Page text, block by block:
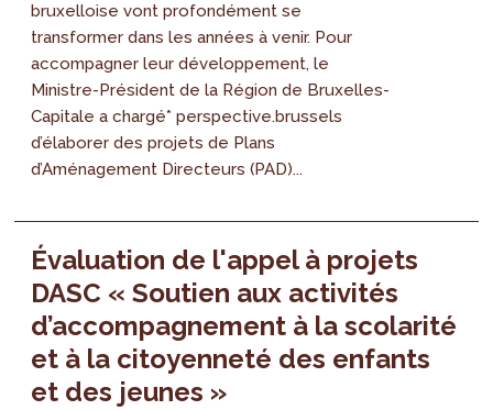
bruxelloise vont profondément se
transformer dans les années à venir. Pour
accompagner leur développement, le
Ministre-Président de la Région de Bruxelles-
Capitale a chargé* perspective.brussels
d’élaborer des projets de Plans
d’Aménagement Directeurs (PAD)...
Évaluation de l'appel à projets
DASC « Soutien aux activités
d’accompagnement à la scolarité
et à la citoyenneté des enfants
et des jeunes »